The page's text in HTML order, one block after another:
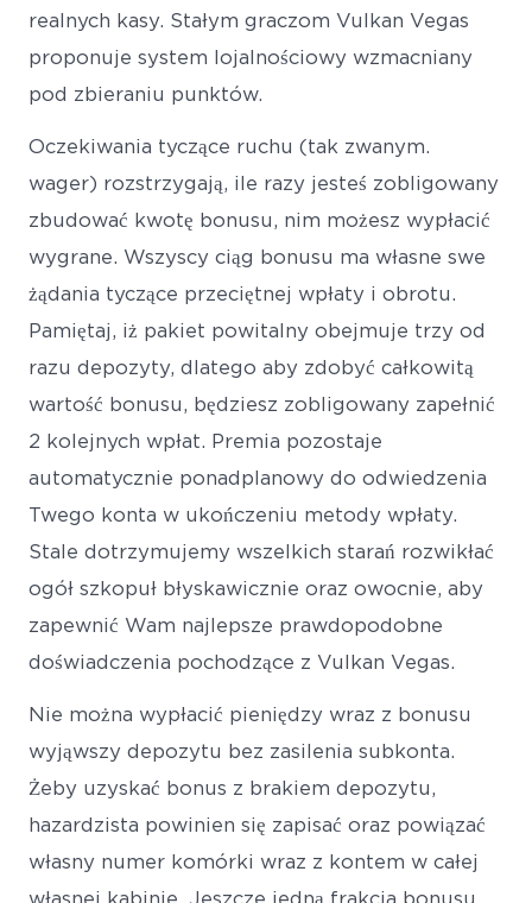
realnych kasy. Stałym graczom Vulkan Vegas
proponuje system lojalnościowy wzmacniany
pod zbieraniu punktów.
Oczekiwania tyczące ruchu (tak zwanym.
wager) rozstrzygają, ile razy jesteś zobligowany
zbudować kwotę bonusu, nim możesz wypłacić
wygrane. Wszyscy ciąg bonusu ma własne swe
żądania tyczące przeciętnej wpłaty i obrotu.
Pamiętaj, iż pakiet powitalny obejmuje trzy od
razu depozyty, dlatego aby zdobyć całkowitą
wartość bonusu, będziesz zobligowany zapełnić
2 kolejnych wpłat. Premia pozostaje
automatycznie ponadplanowy do odwiedzenia
Twego konta w ukończeniu metody wpłaty.
Stale dotrzymujemy wszelkich starań rozwikłać
ogół szkopuł błyskawicznie oraz owocnie, aby
zapewnić Wam najlepsze prawdopodobne
doświadczenia pochodzące z Vulkan Vegas.
Nie można wypłacić pieniędzy wraz z bonusu
wyjąwszy depozytu bez zasilenia subkonta.
Żeby uzyskać bonus z brakiem depozytu,
hazardzista powinien się zapisać oraz powiązać
własny numer komórki wraz z kontem w całej
własnej kabinie. Jeszcze jedną frakcja bonusu